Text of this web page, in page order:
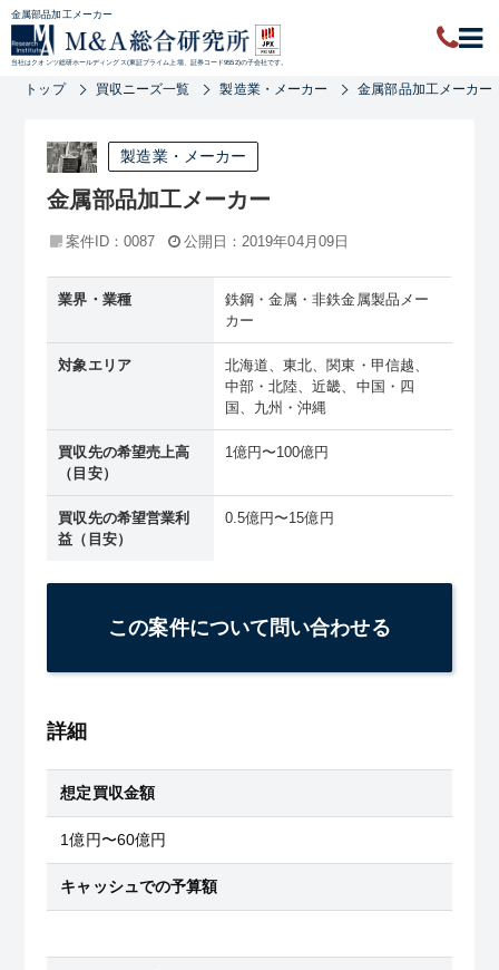
金属部品加工メーカー
当社はクオンツ総研ホールディングス(東証プライム上場、証券コード9552)の子会社です。
トップ 買収ニーズ一覧 製造業・メーカー 金属部品加工メーカー
製造業・メーカー
金属部品加工メーカー
案件ID：0087 公開日：2019年04月09日
業界・業種
鉄鋼・金属・非鉄金属製品メー
カー
対象エリア
北海道、東北、関東・甲信越、
中部・北陸、近畿、中国・四
国、九州・沖縄
買収先の希望売上高
（目安）
1億円〜100億円
買収先の希望営業利
益（目安）
0.5億円〜15億円
この案件について問い合わせる
詳細
想定買収金額
1億円〜60億円
キャッシュでの予算額